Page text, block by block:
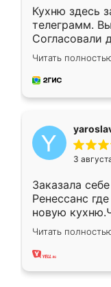
Кухню здесь
телеграмм.
Согласовали
недели кухня
довольны
мебель за
Читать
3
Заказала
Ренессанс
новую
вполне
два года,
Читать